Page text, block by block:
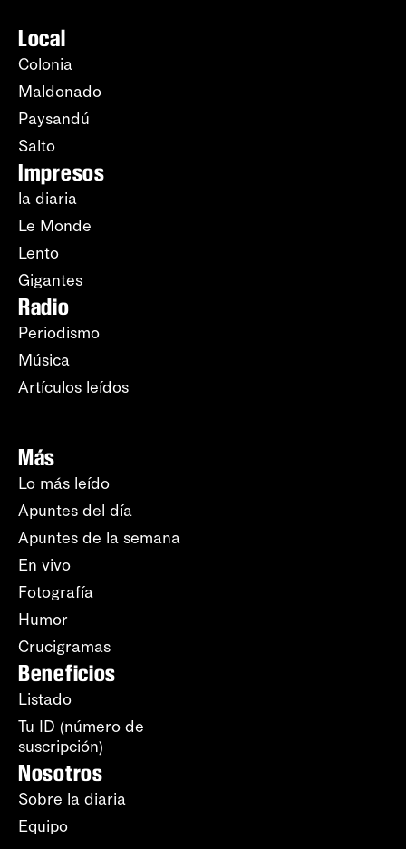
Local
Colonia
Maldonado
Paysandú
Salto
Impresos
la diaria
Le Monde
Lento
Gigantes
Radio
Periodismo
Música
Artículos leídos
Más
Lo más leído
Apuntes del día
Apuntes de la semana
En vivo
Fotografía
Humor
Crucigramas
Beneficios
Listado
Tu ID (número de
suscripción)
Nosotros
Sobre la diaria
Equipo